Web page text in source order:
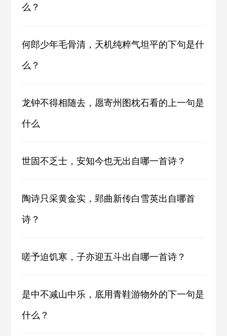
么？
何郎少年毛骨清，天机纯粹气坦平的下句是什
么？
龙钟不得相随去，愿寄州图枕石看的上一句是
什么
世固不乏士，安知今也无出自哪一首诗？
陶诗只采黄金实，郢曲新传白雪英出自哪首
诗？
嗟予迫饥寒，子亦迎五斗出自哪一首诗？
是中不减山中乐，底用青鞋游物外的下一句是
什么？